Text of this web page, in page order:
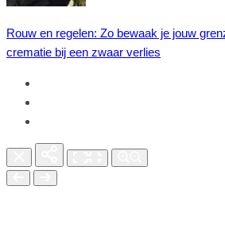
Rouw en regelen: Zo bewaak je jouw
crematie bij een zwaar verlies